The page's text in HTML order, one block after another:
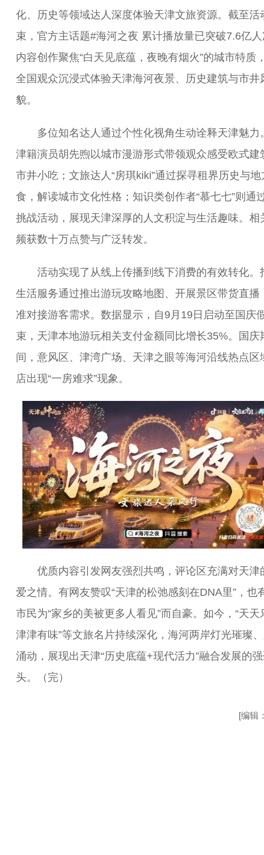
化、历史等领域达人深度体验天津文旅资源。截至活
束，官方主话题#海河之夜 累计播放量已突破7.6亿
内容创作聚焦“白天见底蕴，夜晚有烟火”的城市特质
全国观众沉浸式体验天津海河夜景、历史建筑与市井
貌。
多位知名达人通过个性化视角生动诠释天津魅力
津籍演员胡先煦以城市漫游形式带领观众感受欧式建
市井小吃；文旅达人“房琪kiki”通过探寻租界历史与地
食，解读城市文化性格；知识类创作者“慕七七”则通
挑战活动，展现天津深厚的人文积淀与生活趣味。相
频获数十万点赞与广泛转发。
活动实现了从线上传播到线下消费的有效转化。
生活服务通过推出游玩攻略地图、开展景区带货直播
准对接游客需求。数据显示，自9月19日启动至国庆
束，天津本地游玩相关支付金额同比增长35%。国庆
间，意风区、津湾广场、天津之眼等海河沿线热点区
店出现“一房难求”现象。
优质内容引发网友强烈共鸣，评论区充满对天津
爱之情。有网友赞叹“天津的松弛感刻在DNA里”，也
市民为“家乡的美被更多人看见”而自豪。如今，“天天
津津有味”等文旅名片持续深化，海河两岸灯光璀璨
涌动，展现出天津“历史底蕴+现代活力”融合发展的
头。（完）
[编辑